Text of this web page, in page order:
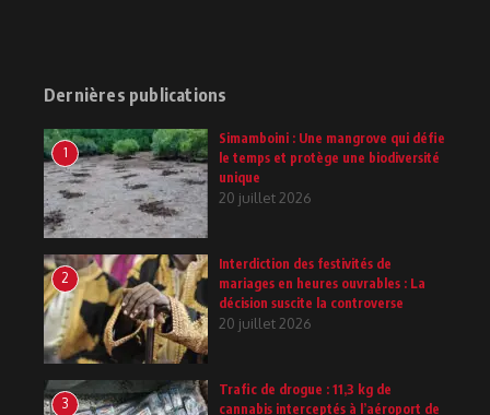
Dernières publications
1
Simamboini : Une mangrove qui défie
le temps et protège une biodiversité
unique
20 juillet 2026
2
Interdiction des festivités de
mariages en heures ouvrables : La
décision suscite la controverse
20 juillet 2026
3
Trafic de drogue : 11,3 kg de
cannabis interceptés à l’aéroport de